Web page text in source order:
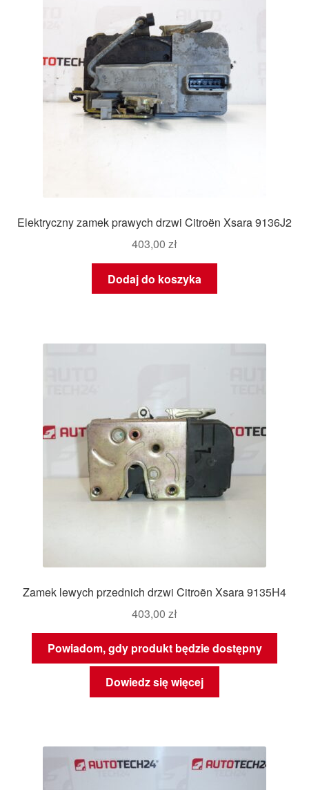
Elektryczny zamek prawych drzwi Citroën Xsara 9136J2
403,00 zł
Dodaj do koszyka
Zamek lewych przednich drzwi Citroën Xsara 9135H4
403,00 zł
Powiadom, gdy produkt będzie dostępny
Dowiedz się więcej